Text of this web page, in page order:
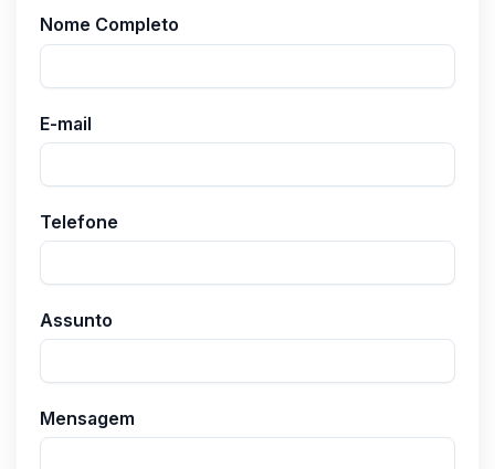
Nome Completo
E-mail
Telefone
Assunto
Mensagem